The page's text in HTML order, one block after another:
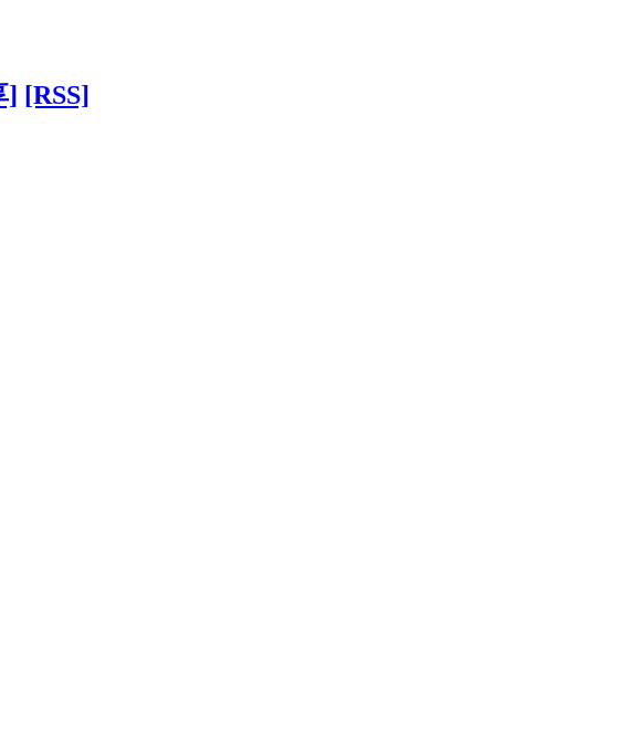
] [RSS]